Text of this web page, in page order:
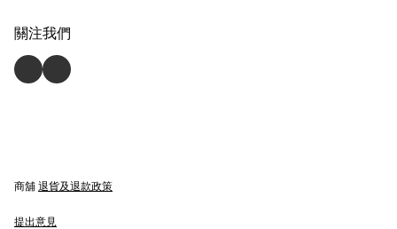
關注我們
商舖 退貨及退款政策
提出意見